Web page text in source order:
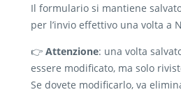
Il formulario si mantiene
per l’invio effettivo una volta a
👉 Attenzione: una volta
essere modificato, ma solo
Se dovete modificarlo, va